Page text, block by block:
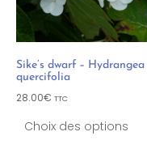
Sike’s dwarf – Hydrangea
quercifolia
28.00€ TTC
Choix des options